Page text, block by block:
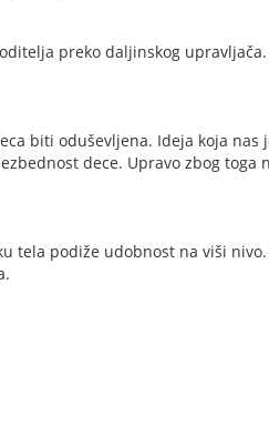
preko daljinskog
biti oduševljena. Ideja koja nas
dece. Upravo zbog toga
tela podiže udobnost na viši